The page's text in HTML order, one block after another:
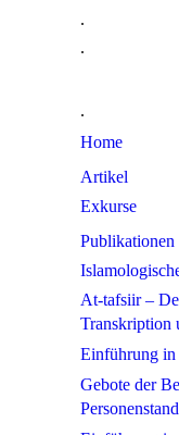
.
.
.
Home
Artikel
Exkurse
Publikationen
At-tafsiir –
Transkription
Einführung in
Gebote der